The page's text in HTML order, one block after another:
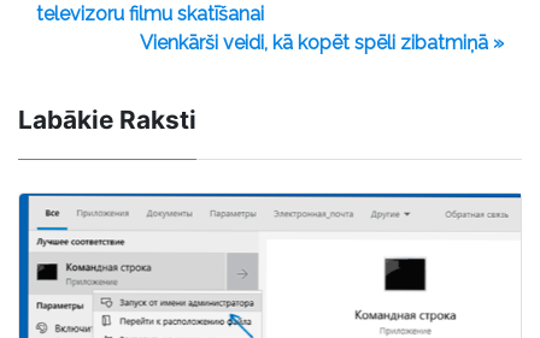
televizoru filmu skatīšanai
Vienkārši veidi, kā kopēt spēli zibatmiņā »
Labākie Raksti